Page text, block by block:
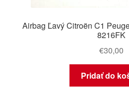
Airbag Ľavý Citroën C1
8216FK
€30,00
Pridať do